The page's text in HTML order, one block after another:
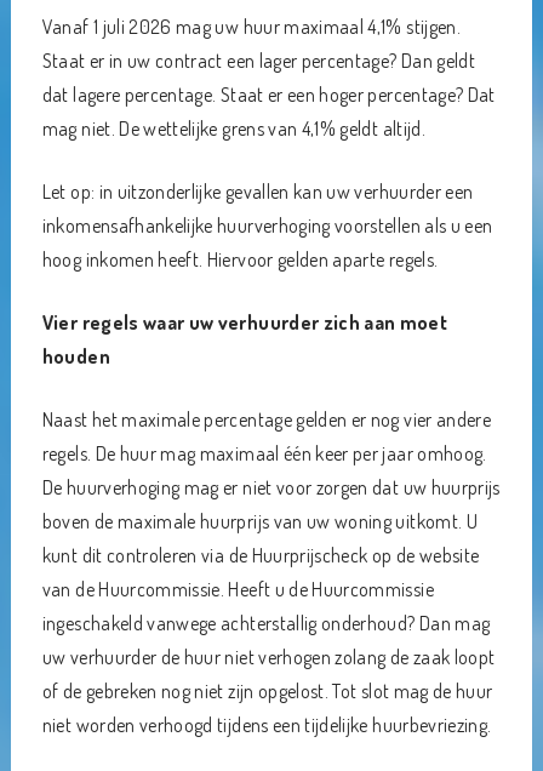
Vanaf 1 juli 2026 mag uw huur maximaal 4,1% stijgen.
Staat er in uw contract een lager percentage? Dan geldt
dat lagere percentage. Staat er een hoger percentage? Dat
mag niet. De wettelijke grens van 4,1% geldt altijd.
Let op: in uitzonderlijke gevallen kan uw verhuurder een
inkomensafhankelijke huurverhoging voorstellen als u een
hoog inkomen heeft. Hiervoor gelden aparte regels.
Vier regels waar uw verhuurder zich aan moet
houden
Naast het maximale percentage gelden er nog vier andere
regels. De huur mag maximaal één keer per jaar omhoog.
De huurverhoging mag er niet voor zorgen dat uw huurprijs
boven de maximale huurprijs van uw woning uitkomt. U
kunt dit controleren via de Huurprijscheck op de website
van de Huurcommissie. Heeft u de Huurcommissie
ingeschakeld vanwege achterstallig onderhoud? Dan mag
uw verhuurder de huur niet verhogen zolang de zaak loopt
of de gebreken nog niet zijn opgelost. Tot slot mag de huur
niet worden verhoogd tijdens een tijdelijke huurbevriezing.